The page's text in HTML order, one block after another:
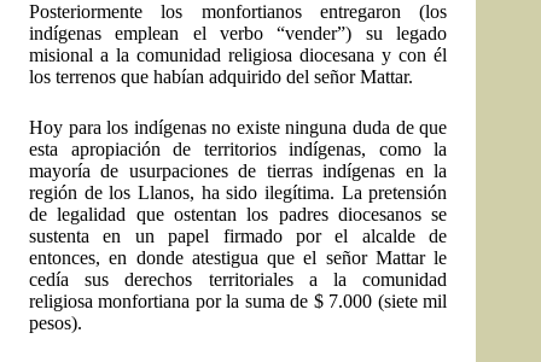
Posteriormente los monfortianos entregaron (los
indígenas emplean el verbo “vender”) su legado
misional a la comunidad religiosa diocesana y con él
los terrenos que habían adquirido del señor Mattar.
Hoy para los indígenas no existe ninguna duda de que
esta apropiación de territorios indígenas, como la
mayoría de usurpaciones de tierras indígenas en la
región de los Llanos, ha sido ilegítima. La pretensión
de legalidad que ostentan los padres diocesanos se
sustenta en un papel firmado por el alcalde de
entonces, en donde atestigua que el señor Mattar le
cedía sus derechos territoriales a la comunidad
religiosa monfortiana por la suma de $ 7.000 (siete mil
pesos).